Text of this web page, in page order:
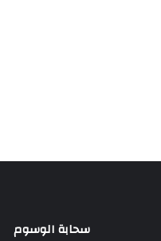
سحابة الوسوم